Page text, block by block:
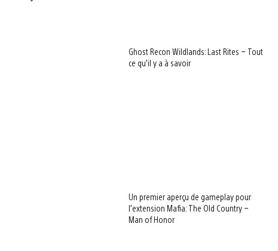
Ghost Recon Wildlands: Last Rites – Tout
ce qu’il y a à savoir
Un premier aperçu de gameplay pour
l’extension Mafia: The Old Country –
Man of Honor